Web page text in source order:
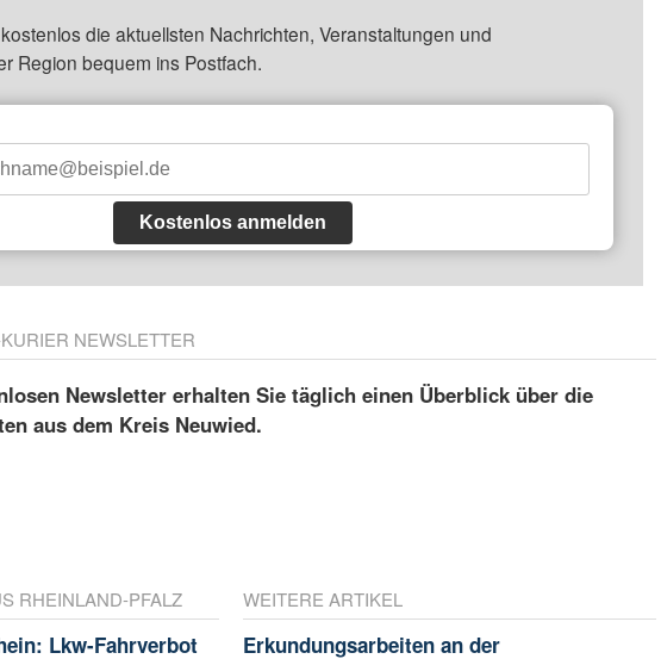
die aktuellsten Nachrichten, Veranstaltungen und
Region bequem ins Postfach.
Kostenlos anmelden
NEWSLETTER
Newsletter erhalten Sie täglich einen Überblick über die
aus dem Kreis Neuwied.
RHEINLAND-PFALZ
Lkw-Fahrverbot
WEITERE ARTIKEL
Erkundungsarbeiten an der